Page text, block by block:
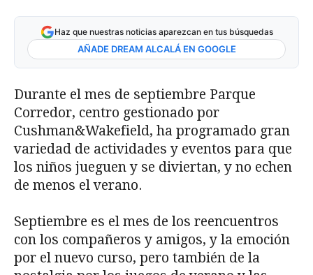
Haz que nuestras noticias aparezcan en tus búsquedas
AÑADE DREAM ALCALÁ EN GOOGLE
Durante el mes de septiembre Parque
Corredor, centro gestionado por
Cushman&Wakefield, ha programado gran
variedad de actividades y eventos para que
los niños jueguen y se diviertan, y no echen
de menos el verano.
Septiembre es el mes de los reencuentros
con los compañeros y amigos, y la emoción
por el nuevo curso, pero también de la